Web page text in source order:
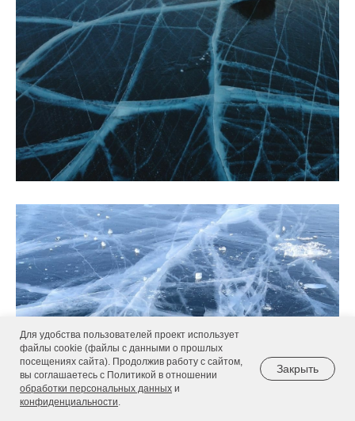
Для удобства пользователей проект использует
файлы cookie (файлы с данными о прошлых
посещениях сайта). Продолжив работу с сайтом,
вы соглашаетесь с Политикой в отношении
обработки персональных данных и
конфиденциальности.
Закрыть